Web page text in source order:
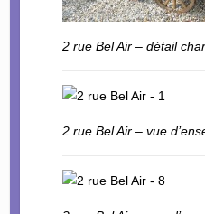
2 rue Bel Air – détail
2 rue Bel Air – vue